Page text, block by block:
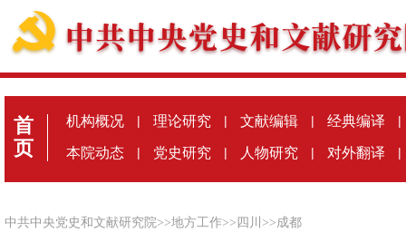
首
页
机构概况 | 理论研究 | 文献编辑 | 经典编译 |
本院动态 | 党史研究 | 人物研究 | 对外翻译 |
中共中央党史和文献研究院>>地方工作>> 四川 >>成都